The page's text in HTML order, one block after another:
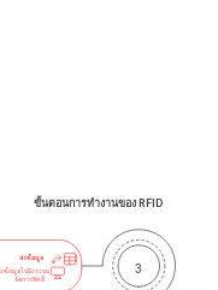
ข้อมูลไปยังระบบ
จัดการสิทธิ์
3
ส่งข้อมูล
ขั้นตอนการทำงานของ RFID